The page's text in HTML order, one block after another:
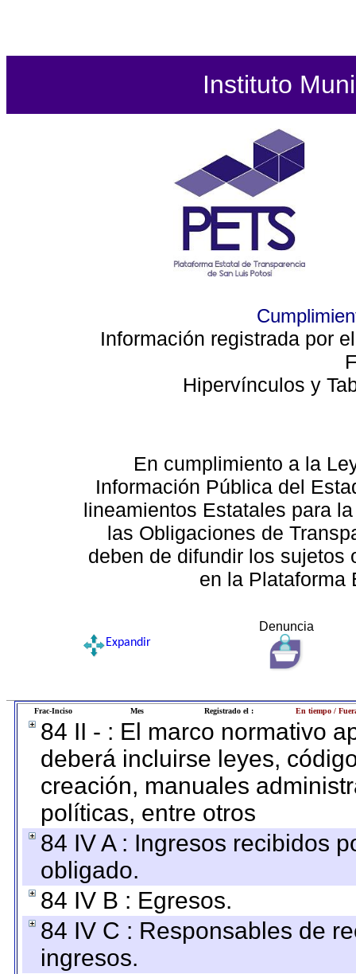
Instituto
Información registrada por
Hipervínculos y
En cumplimiento a la
Información Pública del
lineamientos Estatales para
las Obligaciones de
deben de difundir los sujetos
en la Plataforma
Denuncia
Expandir
Frac-Inciso Mes Registrado el : En tiempo /
84 II - : El marco normativo
deberá incluirse leyes,
creación, manuales
políticas, entre otros
84 IV A : Ingresos recibidos
obligado.
84 IV B : Egresos.
84 IV C : Responsables de
ingresos.